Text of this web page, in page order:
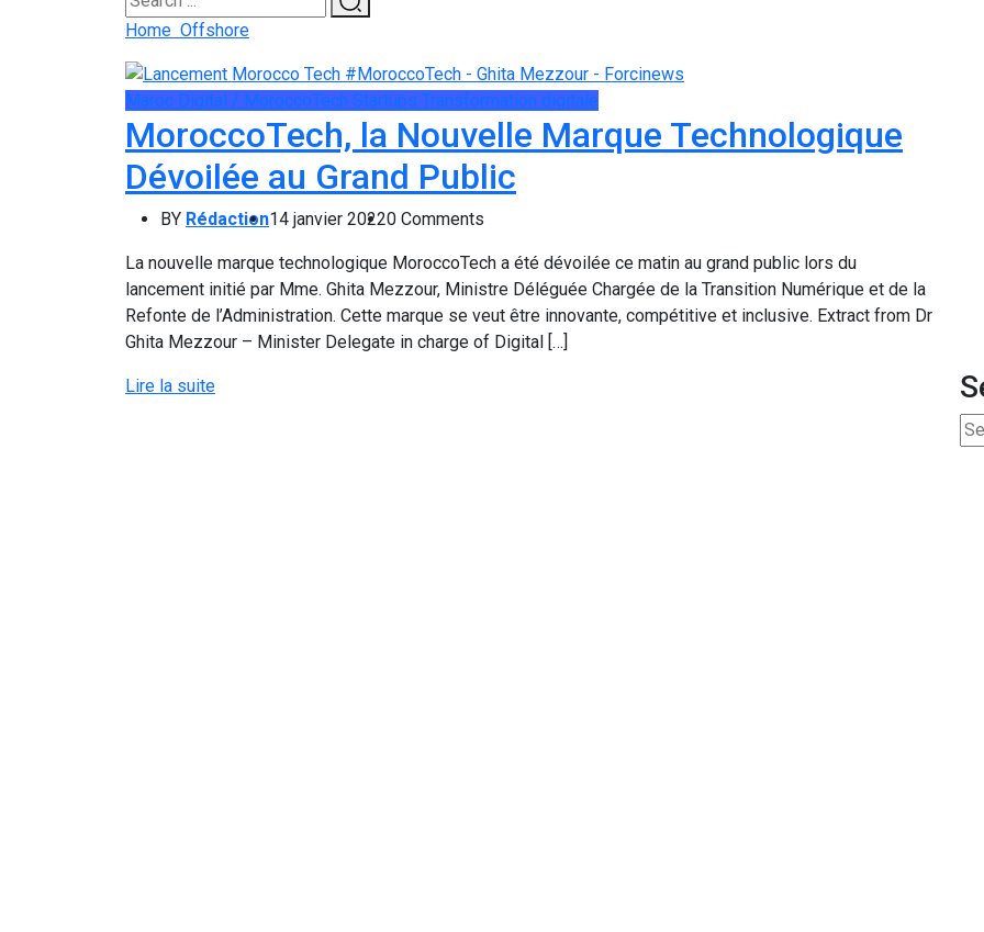
Home Offshore
Maroc Digital / MoroccoTech Startups Transformation digitale
MoroccoTech, la Nouvelle Marque Technologique
Dévoilée au Grand Public
BY Rédaction14 janvier 20220 Comments
La nouvelle marque technologique MoroccoTech a été dévoilée ce matin au grand public lors du
lancement initié par Mme. Ghita Mezzour, Ministre Déléguée Chargée de la Transition Numérique et de la
Refonte de l’Administration. Cette marque se veut être innovante, compétitive et inclusive. Extract from Dr
Ghita Mezzour – Minister Delegate in charge of Digital […]
Lire la suite